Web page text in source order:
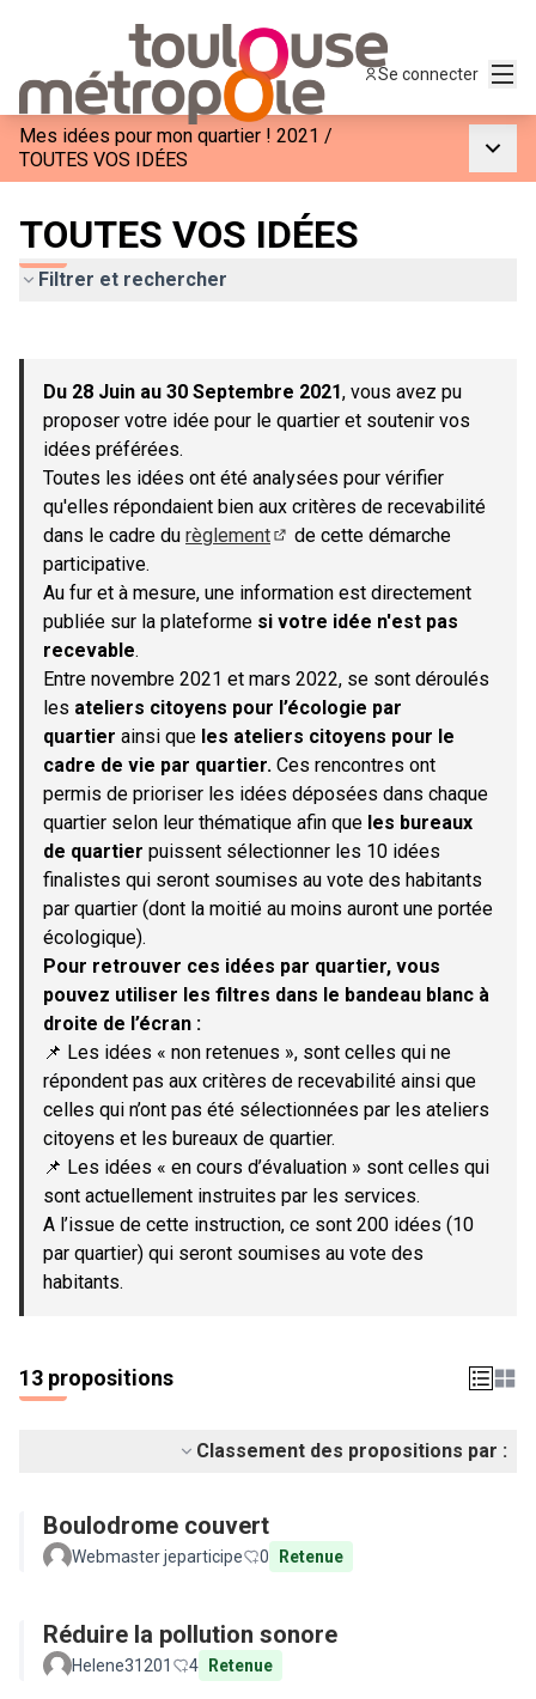
Se connecter
Mes idées pour mon quartier ! 2021 /
TOUTES VOS IDÉES
TOUTES VOS IDÉES
Filtrer et rechercher
−
Du 28 Juin au 30 Septembre 2021, vous avez pu
proposer votre idée pour le quartier et soutenir vos
idées préférées.
Toutes les idées ont été analysées pour vérifier
qu'elles répondaient bien aux critères de recevabilité
dans le cadre du règlement
de cette démarche
participative.
Au fur et à mesure, une information est directement
publiée sur la plateforme si votre idée n'est pas
recevable.
Entre novembre 2021 et mars 2022, se sont déroulés
les ateliers citoyens pour l’écologie par
quartier ainsi que les ateliers citoyens pour le
cadre de vie par quartier. Ces rencontres ont
permis de prioriser les idées déposées dans chaque
quartier selon leur thématique afin que les bureaux
de quartier puissent sélectionner les 10 idées
finalistes qui seront soumises au vote des habitants
par quartier (dont la moitié au moins auront une portée
écologique).
Pour retrouver ces idées par quartier, vous
pouvez utiliser les filtres dans le bandeau blanc à
droite de l’écran :
📌 Les idées « non retenues », sont celles qui ne
répondent pas aux critères de recevabilité ainsi que
celles qui n’ont pas été sélectionnées par les ateliers
citoyens et les bureaux de quartier.
📌 Les idées « en cours d’évaluation » sont celles qui
sont actuellement instruites par les services.
A l’issue de cette instruction, ce sont 200 idées (10
par quartier) qui seront soumises au vote des
habitants.
13 propositions
Classement des propositions par :
Boulodrome couvert
Webmaster jeparticipe 0 Retenue
Réduire la pollution sonore
Helene31201 4 Retenue